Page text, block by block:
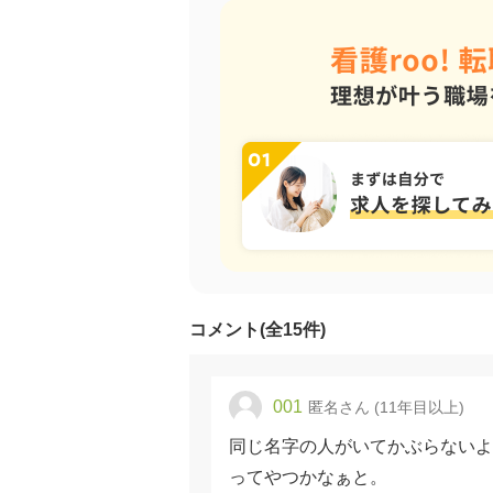
コメント(全15件)
001 匿名さん (11年目以上)
同じ名字の人がいてかぶらない
ってやつかなぁと。